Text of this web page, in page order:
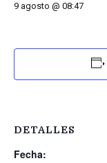
9 agosto @ 08:47
DETALLES
Fecha: